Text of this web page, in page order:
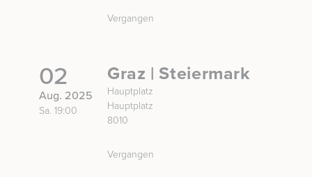
Vergangen
02
Aug. 2025
Sa. 19:00
Graz | Steiermark
Hauptplatz
Hauptplatz
8010
Vergangen